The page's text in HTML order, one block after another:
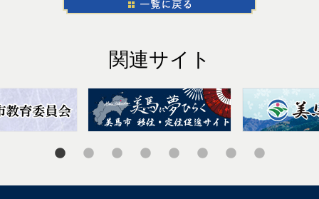
関連サイト